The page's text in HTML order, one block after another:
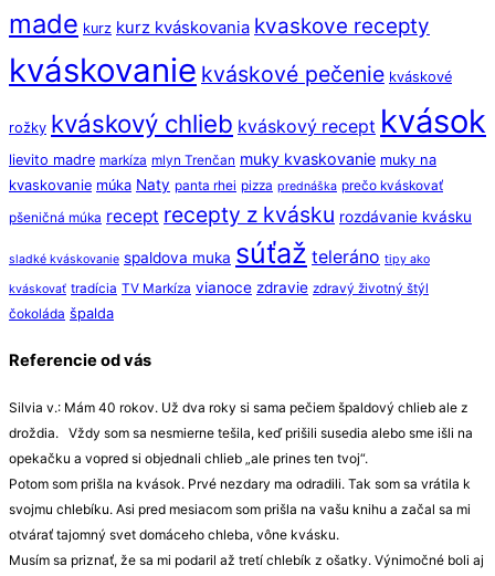
made kurz kurz kváskovania kvaskove recepty
kváskovanie kváskové pečenie kváskové
rožky kváskový chlieb kváskový recept kvások
lievito madre markíza mlyn Trenčan muky kvaskovanie muky na
kvaskovanie múka Naty panta rhei pizza prednáška prečo kváskovať
pšeničná múka recept recepty z kvásku rozdávanie kvásku
sladké kváskovanie spaldova muka súťaž teleráno tipy ako
kváskovať tradícia TV Markíza vianoce zdravie zdravý životný štýl
čokoláda špalda
Referencie od vás
Silvia v.: Mám 40 rokov. Už dva roky si sama pečiem špaldový chlieb ale z
droždia. Vždy som sa nesmierne tešila, keď prišili susedia alebo sme išli na
opekačku a vopred si objednali chlieb „ale prines ten tvoj“.
Potom som prišla na kvások. Prvé nezdary ma odradili. Tak som sa vrátila k
svojmu chlebíku. Asi pred mesiacom som prišla na vašu knihu a začal sa mi
otvárať tajomný svet domáceho chleba, vône kvásku.
Musím sa priznať, že sa mi podaril až tretí chlebík z ošatky. Výnimočné boli aj